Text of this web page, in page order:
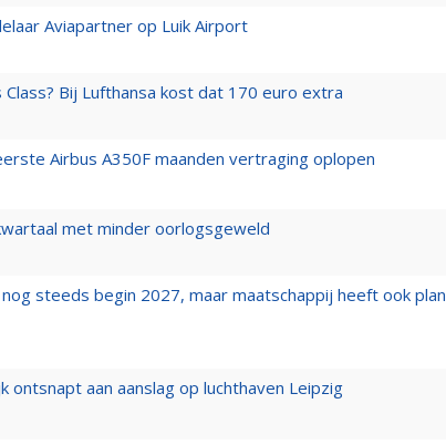
Aviapartner op Luik Airport
Bij Lufthansa kost dat 170 euro extra
Airbus A350F maanden vertraging oplopen
met minder oorlogsgeweld
steeds begin 2027, maar maatschappij heeft ook plan
ontsnapt aan aanslag op luchthaven Leipzig